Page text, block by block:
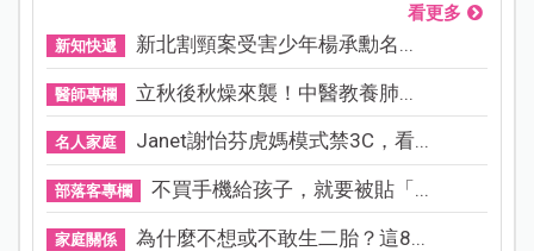
看更多
新知快遞 新北割頸案受害少年楊承勳名...
醫師專欄 立秋後秋燥來襲！中醫教養肺...
名人家庭 Janet謝怡芬虎媽模式禁3C，看...
部落客專欄 不買手機給孩子，就要被貼「...
家庭關係 為什麼不想或不敢生二胎？這8...